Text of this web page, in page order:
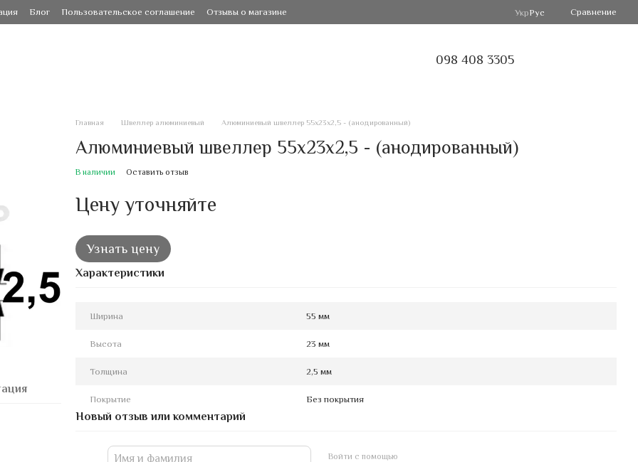
Блог Пользовательское соглашение Отзывы о магазине УкрРус Сравнение
098 408 3305
Главная Швеллер алюминиевый Алюминиевый швеллер 55х23х2,5 - (анодированный)
Алюминиевый швеллер 55х23х2,5 - (анодированный)
В наличии Оставить отзыв
Цену уточняйте
Узнать цену
Характеристики
Ширина 55 мм
Высота 23 мм
Толщина 2,5 мм
Покрытие Без покрытия
Новый отзыв или комментарий
Войти с помощью